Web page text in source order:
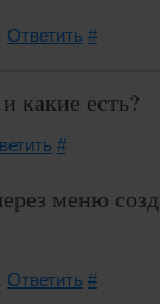
Ответить #
какие есть?
#
меню
Ответить #